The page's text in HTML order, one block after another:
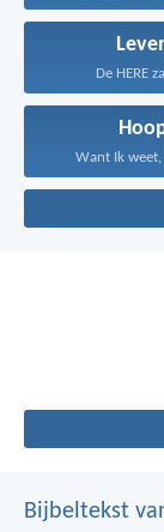
De HERE
Want Ik weet,
Bijbeltekst